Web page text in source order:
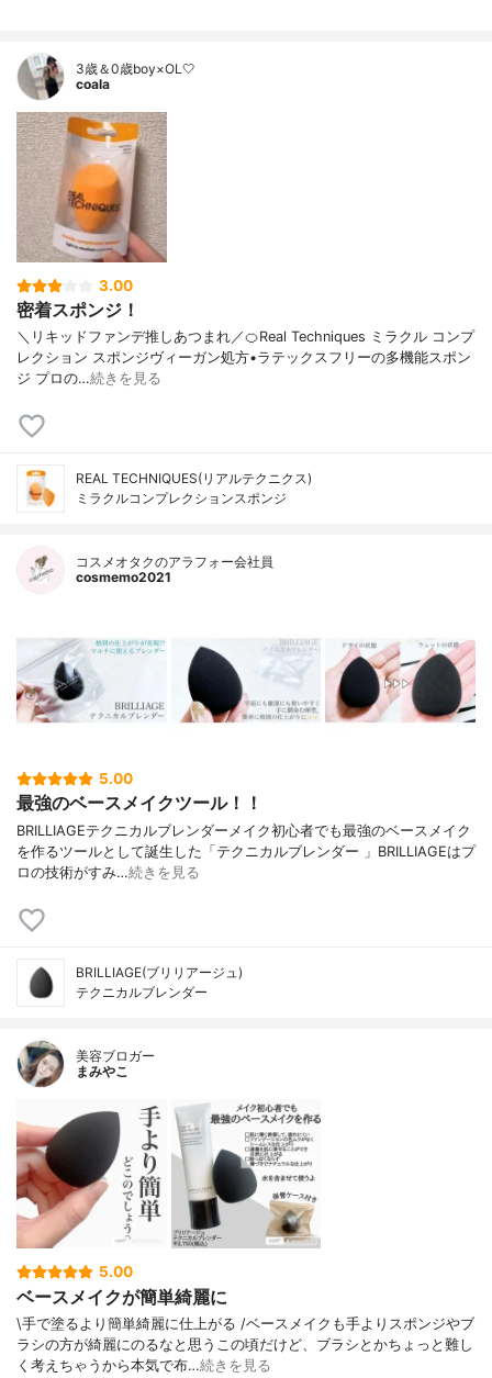
3歳＆0歳boy×OL🤍
coala
3.00
密着スポンジ！
＼リキッドファンデ推しあつまれ／🍊Real Techniques ミラクル コンプ
レクション スポンジヴィーガン処方•ラテックスフリーの多機能スポン
ジ プロの…続きを見る
REAL TECHNIQUES(リアルテクニクス)
ミラクルコンプレクションスポンジ
コスメオタクのアラフォー会社員
cosmemo2021
5.00
最強のベースメイクツール！！
BRILLIAGEテクニカルブレンダーメイク初心者でも最強のベースメイク
を作るツールとして誕生した「テクニカルブレンダー 」BRILLIAGEはプ
ロの技術がすみ…続きを見る
BRILLIAGE(ブリリアージュ)
テクニカルブレンダー
美容ブロガー
まみやこ
5.00
ベースメイクが簡単綺麗に
\手で塗るより簡単綺麗に仕上がる /⁡ベースメイクも手よりスポンジやブ
ラシの方が綺麗にのるなと思うこの頃⁡だけど、ブラシとかちょっと難し
く考えちゃうから本気で布…続きを見る